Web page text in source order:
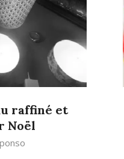
raffiné et
Noël